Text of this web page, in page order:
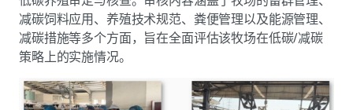
减碳饲料应用、养殖技术规范、粪便管理以及能源管理、
减碳措施等多个方面，旨在全面评估该牧场在低碳/减碳
策略上的实施情况。